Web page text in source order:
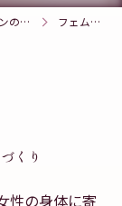
特徴 フェムケア
くり
性の身体に寄